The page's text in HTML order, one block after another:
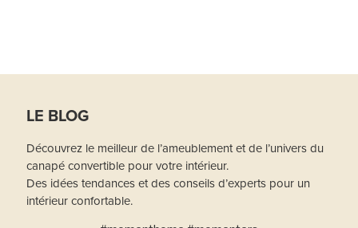
LE BLOG
Découvrez le meilleur de l’ameublement et de l’univers du
canapé convertible pour votre intérieur.
Des idées tendances et des conseils d’experts pour un
intérieur confortable.